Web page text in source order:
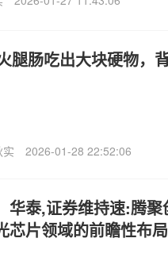
腿肠吃出大块硬物，
实 2026-01-28 22:52:06
华泰,证券维持速:腾
芯片领域的前瞻性布局